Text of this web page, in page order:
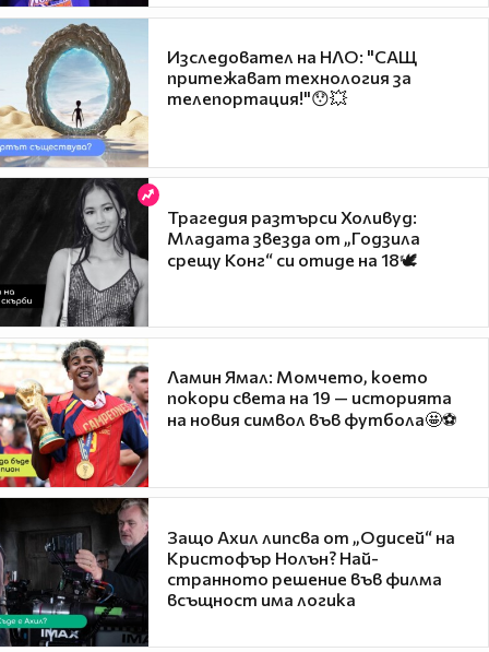
Изследовател на НЛО: "САЩ
притежават технология за
телепортация!"😯💥
Трагедия разтърси Холивуд:
Младата звезда от „Годзила
срещу Конг“ си отиде на 18🕊️
Ламин Ямал: Момчето, което
покори света на 19 — историята
на новия символ във футбола🤩⚽
Защо Ахил липсва от „Одисей“ на
Кристофър Нолън? Най-
странното решение във филма
всъщност има логика